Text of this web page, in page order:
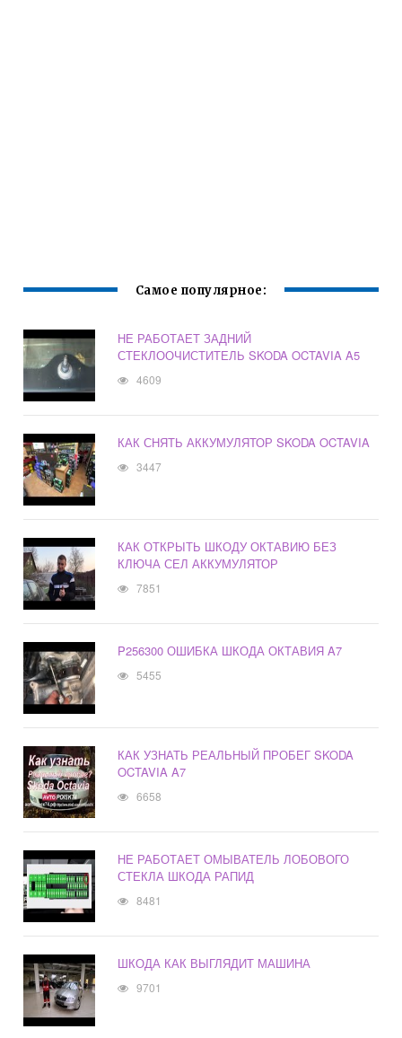
Самое популярное:
НЕ РАБОТАЕТ ЗАДНИЙ
СТЕКЛООЧИСТИТЕЛЬ SKODA OCTAVIA A5
4609
КАК СНЯТЬ АККУМУЛЯТОР SKODA OCTAVIA
3447
КАК ОТКРЫТЬ ШКОДУ ОКТАВИЮ БЕЗ
КЛЮЧА СЕЛ АККУМУЛЯТОР
7851
P256300 ОШИБКА ШКОДА ОКТАВИЯ A7
5455
КАК УЗНАТЬ РЕАЛЬНЫЙ ПРОБЕГ SKODA
OCTAVIA A7
6658
НЕ РАБОТАЕТ ОМЫВАТЕЛЬ ЛОБОВОГО
СТЕКЛА ШКОДА РАПИД
8481
ШКОДА КАК ВЫГЛЯДИТ МАШИНА
9701